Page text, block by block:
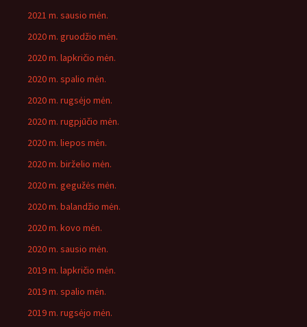
2021 m. sausio mėn.
2020 m. gruodžio mėn.
2020 m. lapkričio mėn.
2020 m. spalio mėn.
2020 m. rugsėjo mėn.
2020 m. rugpjūčio mėn.
2020 m. liepos mėn.
2020 m. birželio mėn.
2020 m. gegužės mėn.
2020 m. balandžio mėn.
2020 m. kovo mėn.
2020 m. sausio mėn.
2019 m. lapkričio mėn.
2019 m. spalio mėn.
2019 m. rugsėjo mėn.